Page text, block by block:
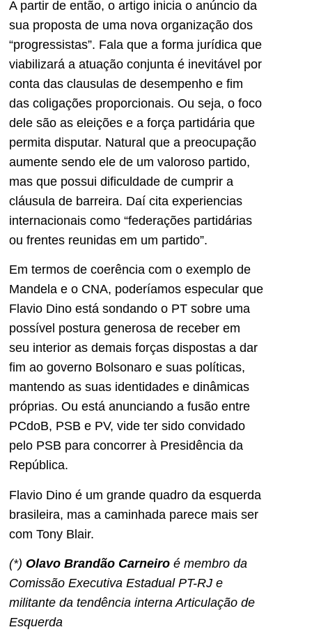
A partir de então, o artigo inicia o anúncio da
sua proposta de uma nova organização dos
“progressistas”. Fala que a forma jurídica que
viabilizará a atuação conjunta é inevitável por
conta das clausulas de desempenho e fim
das coligações proporcionais. Ou seja, o foco
dele são as eleições e a força partidária que
permita disputar. Natural que a preocupação
aumente sendo ele de um valoroso partido,
mas que possui dificuldade de cumprir a
cláusula de barreira. Daí cita experiencias
internacionais como “federações partidárias
ou frentes reunidas em um partido”.
Em termos de coerência com o exemplo de
Mandela e o CNA, poderíamos especular que
Flavio Dino está sondando o PT sobre uma
possível postura generosa de receber em
seu interior as demais forças dispostas a dar
fim ao governo Bolsonaro e suas políticas,
mantendo as suas identidades e dinâmicas
próprias. Ou está anunciando a fusão entre
PCdoB, PSB e PV, vide ter sido convidado
pelo PSB para concorrer à Presidência da
República.
Flavio Dino é um grande quadro da esquerda
brasileira, mas a caminhada parece mais ser
com Tony Blair.
(*) Olavo Brandão Carneiro é membro da
Comissão Executiva Estadual PT-RJ e
militante da tendência interna Articulação de
Esquerda